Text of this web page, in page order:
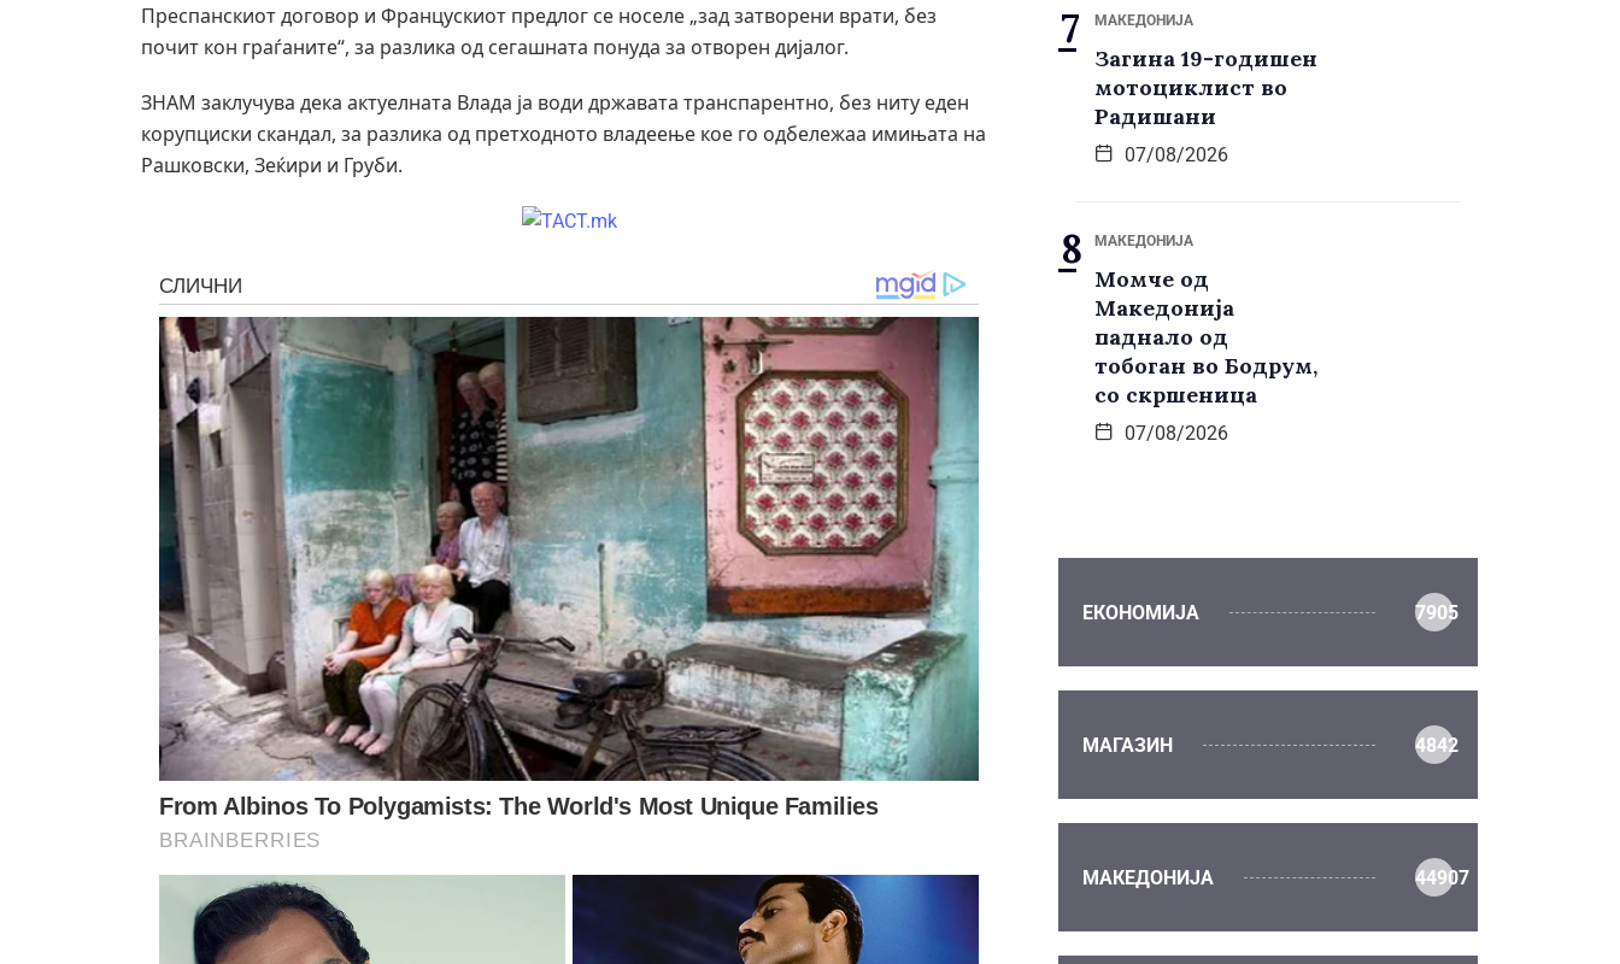
Преспанскиот договор и Францускиот предлог се носеле „зад затворени врати, без
почит кон граѓаните“, за разлика од сегашната понуда за отворен дијалог.
ЗНАМ заклучува дека актуелната Влада ја води државата транспарентно, без ниту еден
корупциски скандал, за разлика од претходното владеење кое го одбележаа имињата на
Рашковски, Зеќири и Груби.
МАКЕДОНИЈА
Загина 19-годишен
мотоциклист во
Радишани
07/08/2026
МАКЕДОНИЈА
Момче од
Македонија
паднало од
тобоган во Бодрум,
со скршеница
07/08/2026
ЕКОНОМИЈА 7905
МАГАЗИН 4842
МАКЕДОНИЈА 44907